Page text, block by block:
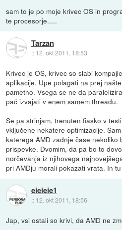
sam to je po moje krivec OS in
te procesorje.....
Tarzan
:: 12. okt 2011, 18:53
Krivec je OS, krivec so slabi
aplikacije. Upe polagati na prej
pametno. Vsega se ne da
pač izvajati v enem samem threadu.
Se pa strinjam, trenuten fiasko v
vključene nekatere optimizacije.
katerega AMD zadnje čase nekoliko
prispevke. Dvomim, da pa bo to
norčevanja iz njihovega
pri AMDju morali pokazati vrata. In
eieieie1
:: 12. okt 2011, 18:56
Jap, vsi ostali so krivi, da AMD ne